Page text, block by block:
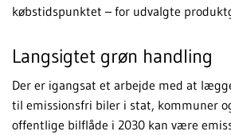
købstidspunktet – for udvalgte
Langsigtet grøn handling
Der er igangsat et arbejde med at
til emissionsfri biler i stat, kommuner
offentlige bilflåde i 2030 kan være